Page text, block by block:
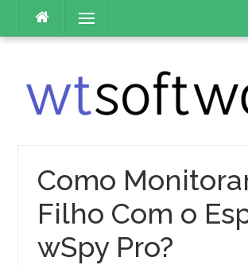
o
Menu
Como
Filho Com o
wSpy Pro?